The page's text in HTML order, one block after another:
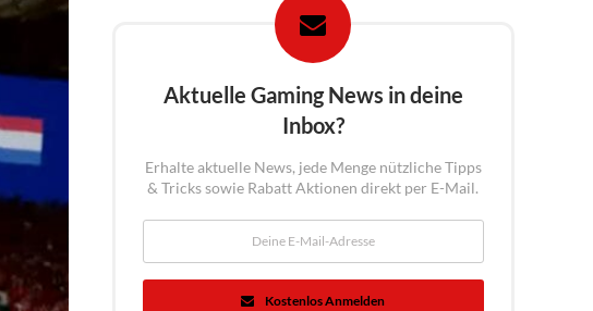
Aktuelle Gaming News in deine
Inbox?
Erhalte aktuelle News, jede Menge nützliche Tipps
& Tricks sowie Rabatt Aktionen direkt per E-Mail.
Kostenlos Anmelden